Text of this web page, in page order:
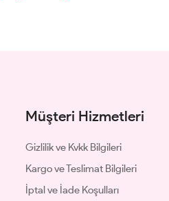
Müşteri Hizmetleri
Gizlilik ve Kvkk Bilgileri
Kargo ve Teslimat Bilgileri
İptal ve İade Koşulları